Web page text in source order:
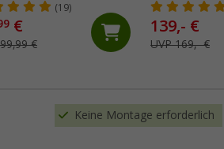
(19)
€
€
139,- €
UVP 169,- €
Keine Montage erforderlich